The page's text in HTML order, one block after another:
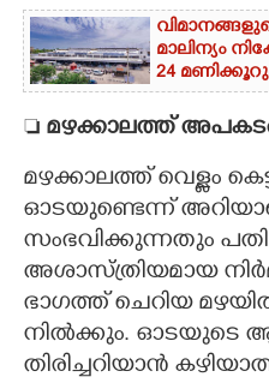
മാലിന്യം
24
 മഴക്കാലത്ത്
മഴക്കാലത്ത് വെള്ളം
ഓടയുണ്ടെന്ന്
സംഭവിക്കുന്നതും
അശാസ്ത്രിയമായ
ഭാഗത്ത് ചെറിയ
നിൽക്കും. ഓടയുടെ
തിരിച്ചറിയാൻ